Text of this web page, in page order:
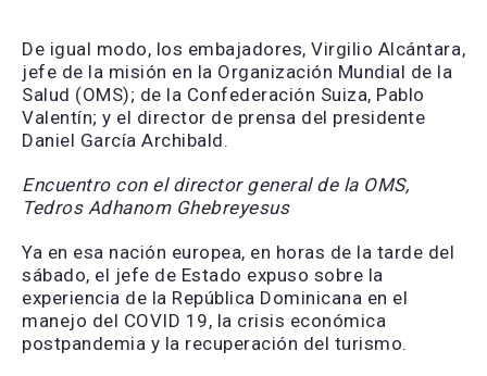
De igual modo, los embajadores, Virgilio Alcántara,
jefe de la misión en la Organización Mundial de la
Salud (OMS); de la Confederación Suiza, Pablo
Valentín; y el director de prensa del presidente
Daniel García Archibald.
Encuentro con el director general de la OMS,
Tedros Adhanom Ghebreyesus
Ya en esa nación europea, en horas de la tarde del
sábado, el jefe de Estado expuso sobre la
experiencia de la República Dominicana en el
manejo del COVID 19, la crisis económica
postpandemia y la recuperación del turismo.